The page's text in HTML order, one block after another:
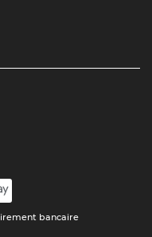
bancaire